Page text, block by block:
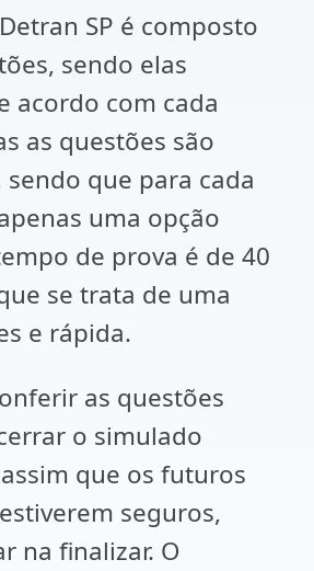
SP é composto
sendo elas
acordo com cada
as questões são
que para cada
uma opção
de prova é de 40
se trata de uma
e rápida.
as questões
o simulado
que os futuros
seguros,
na finalizar. O